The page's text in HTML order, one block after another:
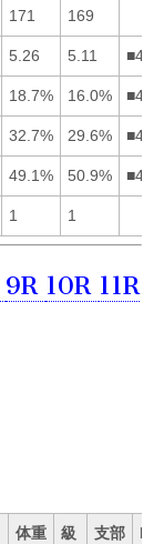
171 169
5.26 5.11
18.7% 16.0%
32.7% 29.6%
49.1% 50.9%
1 1
9R 10R 11R
体重 級 支部 Mo